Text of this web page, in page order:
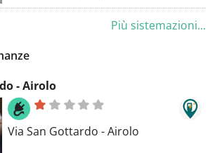
recente (alcune con balcone), con
viste panoramiche sulle Alpi, nella
distanza dall'autostrada A2.
Più sistemazioni...
- Airolo
Via San Gottardo - Airolo